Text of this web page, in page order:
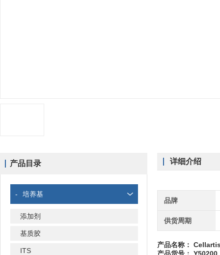
产品目录
- 培养基
添加剂
基质胶
ITS
详细介绍
品牌
供货周期
产品名称：